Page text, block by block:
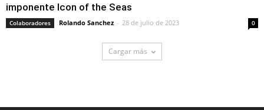
imponente Icon of the Seas
Colaboradores Rolando Sanchez - 28 de julio de 2023 0
Cargar más